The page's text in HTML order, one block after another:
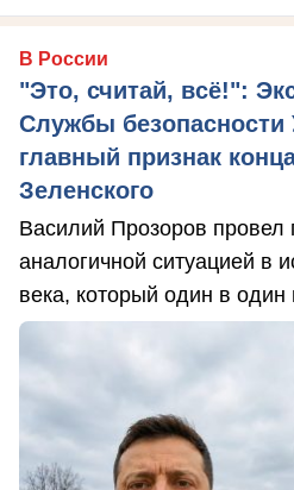
В России
"Это, считай, всё!":
Службы безопасности
главный признак
Зеленского
Василий Прозоров провел
аналогичной ситуацией в
века, который один в один